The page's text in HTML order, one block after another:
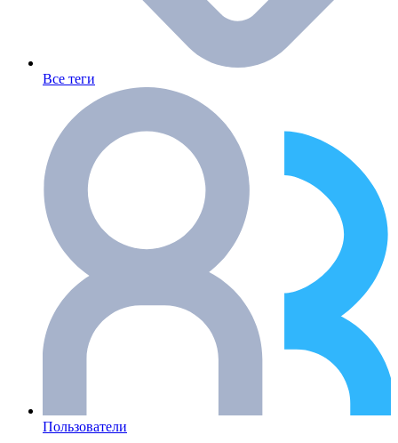
Все теги
Пользователи